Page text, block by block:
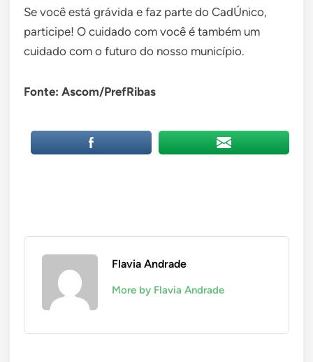
Se você está grávida e faz parte do CadÚnico,
participe! O cuidado com você é também um
cuidado com o futuro do nosso município.
Fonte: Ascom/PrefRibas
Flavia Andrade
More by Flavia Andrade